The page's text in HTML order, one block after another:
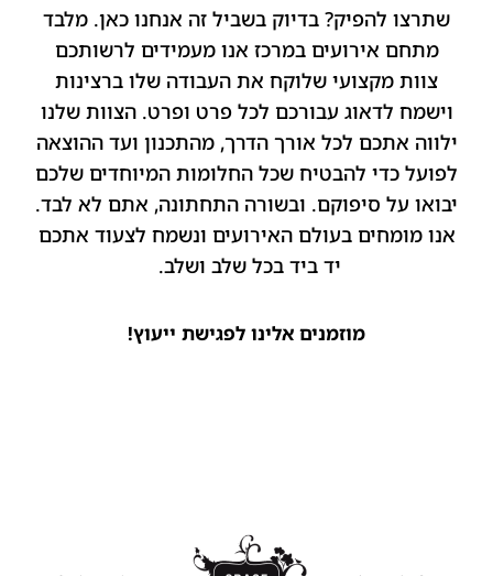
שתרצו להפיק? בדיוק בשביל זה אנחנו כאן. מלבד
מתחם אירועים במרכז אנו מעמידים לרשותכם
צוות מקצועי שלוקח את העבודה שלו ברצינות
וישמח לדאוג עבורכם לכל פרט ופרט. הצוות שלנו
ילווה אתכם לכל אורך הדרך, מהתכנון ועד ההוצאה
לפועל כדי להבטיח שכל החלומות המיוחדים שלכם
יבואו על סיפוקם. ובשורה התחתונה, אתם לא לבד.
אנו מומחים בעולם האירועים ונשמח לצעוד אתכם
יד ביד בכל שלב ושלב.
מוזמנים אלינו לפגישת ייעוץ!